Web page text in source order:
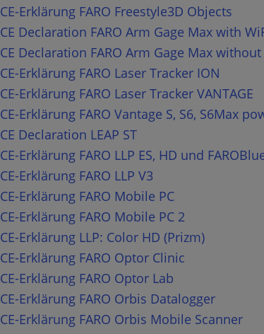
CE-Erklärung FARO Freestyle3D Objects
CE Declaration FARO Arm Gage Max with
CE Declaration FARO Arm Gage Max without
CE-Erklärung FARO Laser Tracker ION
CE-Erklärung FARO Laser Tracker VANTAGE
CE-Erklärung FARO Vantage S, S6, S6Max
CE Declaration LEAP ST
CE-Erklärung FARO LLP ES, HD und
CE-Erklärung FARO LLP V3
CE-Erklärung FARO Mobile PC
CE-Erklärung FARO Mobile PC 2
CE-Erklärung LLP: Color HD (Prizm)
CE-Erklärung FARO Optor Clinic
CE-Erklärung FARO Optor Lab
CE-Erklärung FARO Orbis Datalogger
CE-Erklärung FARO Orbis Mobile Scanner